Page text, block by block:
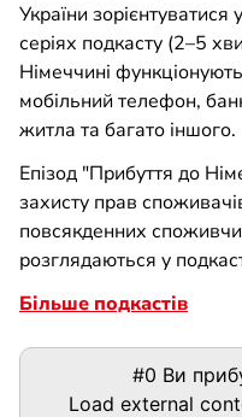
України зорієнтуватися
серіях подкасту (2–5
Німеччині функціонують
мобільний телефон,
житла та багато іншого.
Епізод "Прибуття до
захисту прав
повсякденних
розглядаються у
Більше подкастів
Podigee
#0 Ви
Load external